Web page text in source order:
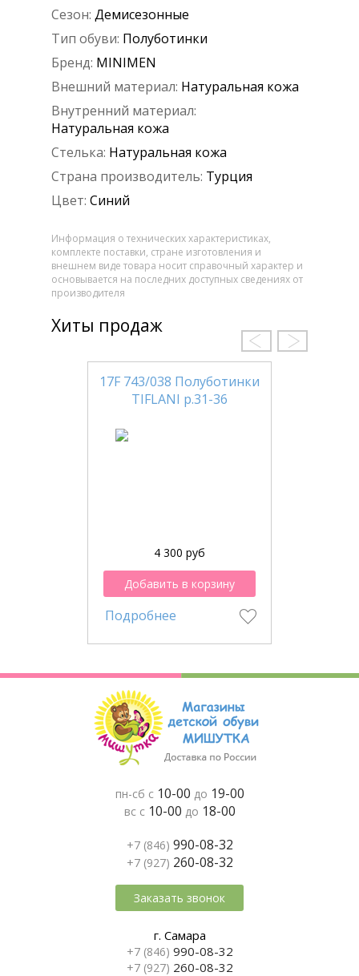
Сезон: Демисезонные
Тип обуви: Полуботинки
Бренд: MINIMEN
Внешний материал: Натуральная кожа
Внутренний материал:
Натуральная кожа
Стелька: Натуральная кожа
Страна производитель: Турция
Цвет: Синий
Информация о технических характеристиках,
комплекте поставки, стране изготовления и
внешнем виде товара носит справочный характер и
основывается на последних доступных сведениях от
производителя
Хиты продаж
17F 743/038 Полуботинки
TIFLANI р.31-36
4 300 руб
Добавить в корзину
Подробнее
пн-сб с 10-00 до 19-00
вс с 10-00 до 18-00
+7 (846) 990-08-32
+7 (927) 260-08-32
Заказать звонок
г. Самара
+7 (846) 990-08-32
+7 (927) 260-08-32